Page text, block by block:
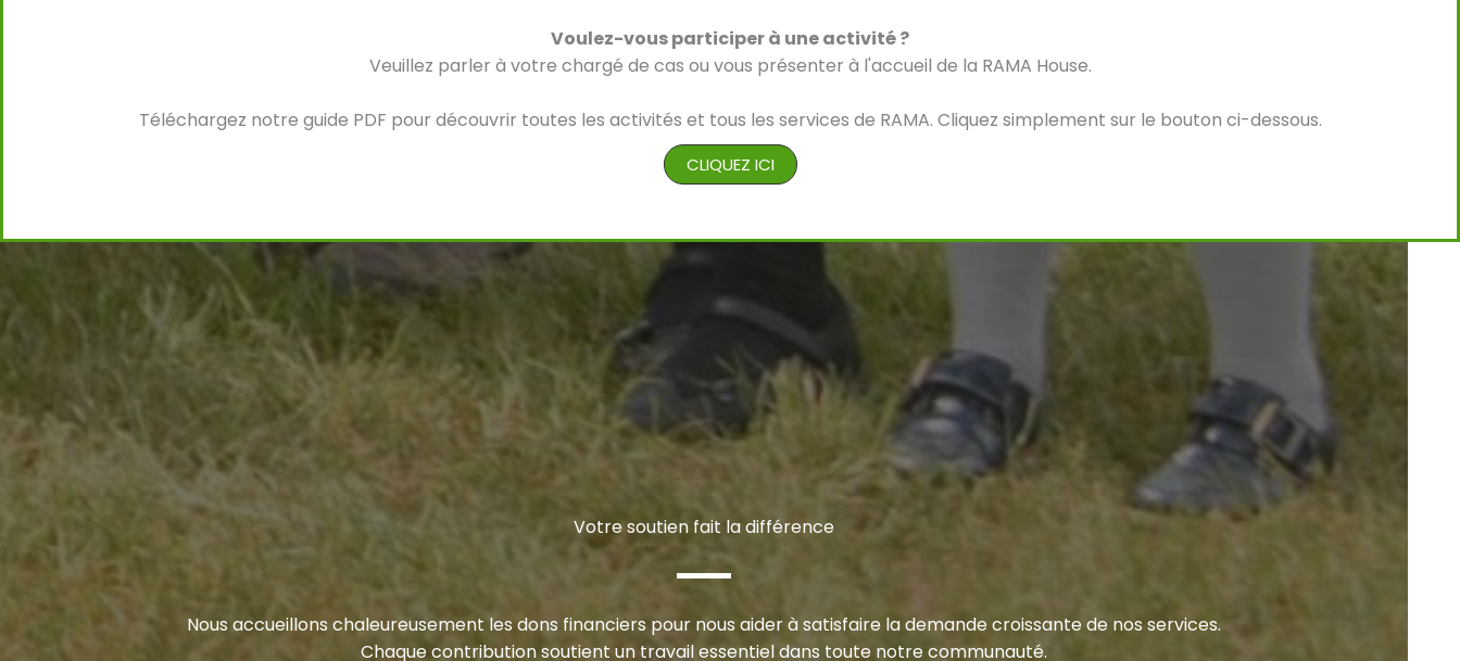
Voulez-vous participer à une activité ?
Veuillez parler à votre chargé de cas ou vous présenter à l'accueil de la RAMA House.
Téléchargez notre guide PDF pour découvrir toutes les activités et tous les services de RAMA. Cliquez simplement sur le bouton ci-dessous.
CLIQUEZ ICI
Votre soutien fait la différence
Nous accueillons chaleureusement les dons financiers pour nous aider à satisfaire la demande croissante de nos services.
Chaque contribution soutient un travail essentiel dans toute notre communauté.